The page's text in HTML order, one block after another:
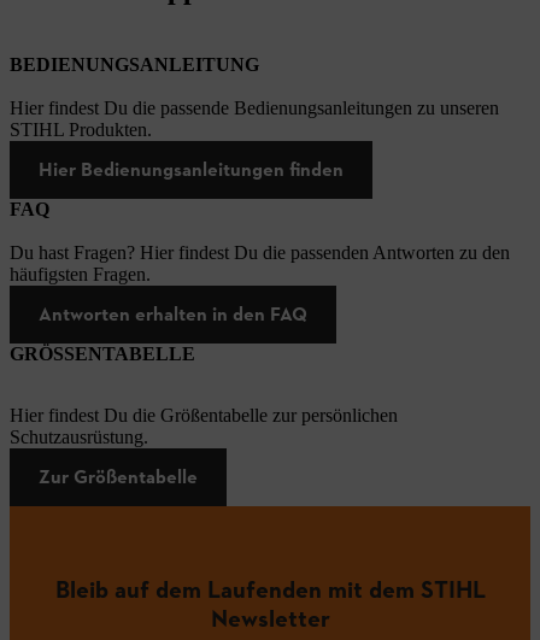
BEDIENUNGSANLEITUNG
Hier findest Du die passende Bedienungsanleitungen zu unseren
STIHL Produkten.
Hier Bedienungsanleitungen finden
FAQ
Du hast Fragen? Hier findest Du die passenden Antworten zu den
häufigsten Fragen.
Antworten erhalten in den FAQ
GRÖSSENTABELLE
Hier findest Du die Größentabelle zur persönlichen
Schutzausrüstung.
Zur Größentabelle
Bleib auf dem Laufenden mit dem STIHL
Newsletter